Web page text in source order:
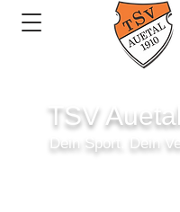
TSV
Dein Sport. Dein